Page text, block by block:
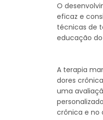
O
eficaz e
técnicas de
educação
A terapia
dores
uma
crônica e no